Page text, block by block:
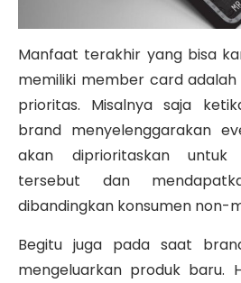
Manfaat terakhir yang bisa
memiliki member card
prioritas. Misalnya saja
brand menyelenggarakan
akan diprioritaskan untuk
tersebut dan
dibandingkan konsumen non-
Begitu juga pada saat
mengeluarkan produk baru.